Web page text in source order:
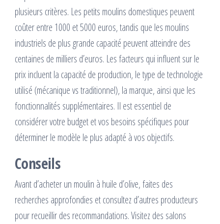
plusieurs critères. Les petits moulins domestiques peuvent
coûter entre 1000 et 5000 euros, tandis que les moulins
industriels de plus grande capacité peuvent atteindre des
centaines de milliers d’euros. Les facteurs qui influent sur le
prix incluent la capacité de production, le type de technologie
utilisé (mécanique vs traditionnel), la marque, ainsi que les
fonctionnalités supplémentaires. Il est essentiel de
considérer votre budget et vos besoins spécifiques pour
déterminer le modèle le plus adapté à vos objectifs.
Conseils
Avant d’acheter un moulin à huile d’olive, faites des
recherches approfondies et consultez d’autres producteurs
pour recueillir des recommandations. Visitez des salons